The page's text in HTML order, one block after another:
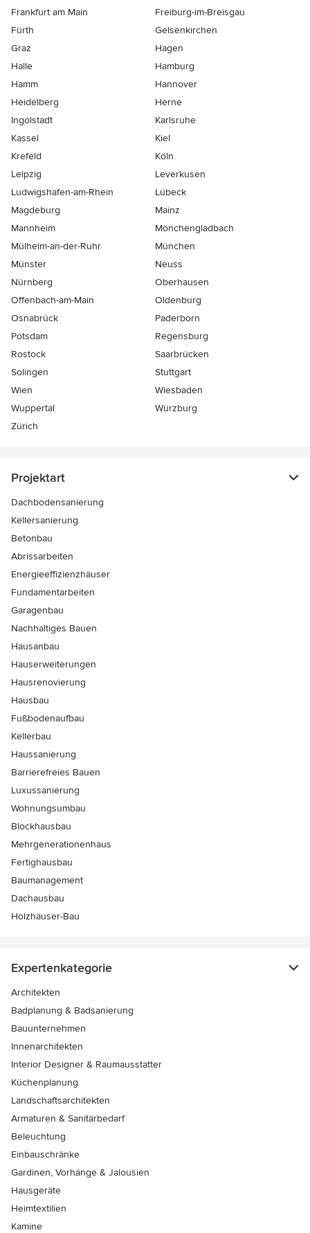
Frankfurt am Main
Freiburg-im-Breisgau
Fürth
Gelsenkirchen
Graz
Hagen
Halle
Hamburg
Hamm
Hannover
Heidelberg
Herne
Ingolstadt
Karlsruhe
Kassel
Kiel
Krefeld
Köln
Leipzig
Leverkusen
Ludwigshafen-am-Rhein
Lübeck
Magdeburg
Mainz
Mannheim
Mönchen­gladbach
Mülheim-an-der-Ruhr
München
Münster
Neuss
Nürnberg
Oberhausen
Offenbach-am-Main
Oldenburg
Osnabrück
Paderborn
Potsdam
Regensburg
Rostock
Saarbrücken
Solingen
Stuttgart
Wien
Wiesbaden
Wuppertal
Würzburg
Zürich
Projektart
Dachbodensanierung
Kellersanierung
Betonbau
Abrissarbeiten
Energieeffizienzhäuser
Fundamentarbeiten
Garagenbau
Nachhaltiges Bauen
Hausanbau
Hauserweiterungen
Hausrenovierung
Hausbau
Fußbodenaufbau
Kellerbau
Haussanierung
Barrierefreies Bauen
Luxussanierung
Wohnungsumbau
Blockhausbau
Mehrgenerationenhaus
Fertighausbau
Baumanagement
Dachausbau
Holzhäuser-Bau
Expertenkategorie
Architekten
Badplanung & Badsanierung
Bauunternehmen
Innenarchitekten
Interior Designer & Raumausstatter
Küchenplanung
Landschaftsarchitekten
Armaturen & Sanitärbedarf
Beleuchtung
Einbauschränke
Gardinen, Vorhänge & Jalousien
Hausgeräte
Heimtextilien
Kamine